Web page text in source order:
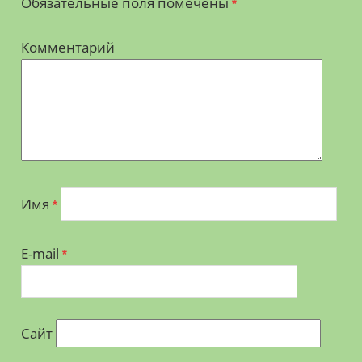
*
Комментарий
Имя *
E-mail *
Сайт